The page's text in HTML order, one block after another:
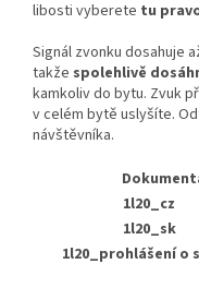
libosti vyberete tu
Signál zvonku dosahuje
takže spolehlivě
kamkoliv do bytu. Zvuk
v celém bytě uslyšíte.
návštěvníka.
1l20_cz
1l20_sk
1l20_prohlášení o